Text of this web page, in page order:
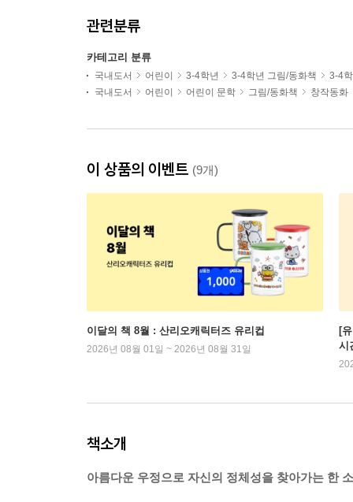
관련분류
카테고리 분류
국내도서 어린이 3-4학년 3-4학년 그림/동화책
3-4
국내도서
어린이 어린이 문학 그림/동화책 창작동화
이 상품의 이벤트 (9개)
이달의 책 8월 : 산리오캐릭터즈 유리컵
2026년 08월 01일 ~ 2026년 08월 31일
[
시
책소개
아름다운 우정으로 자신의 정체성을 찾아가는 한